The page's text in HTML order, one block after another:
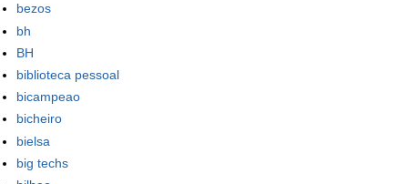
bezos
bh
BH
biblioteca pessoal
bicampeao
bicheiro
bielsa
big techs